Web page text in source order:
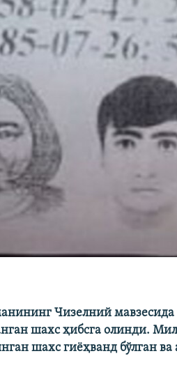
Чизелний мавзесида
шахс ҳибсга олинди.
шахс гиёҳванд бўлган